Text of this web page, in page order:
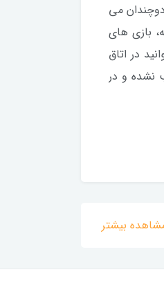
می
بازی های
در اتاق
نشده و در
بیشتر